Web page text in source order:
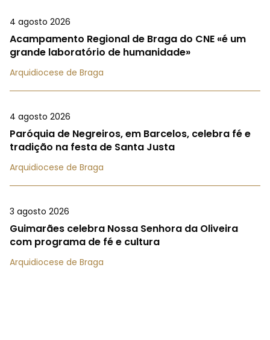
4 agosto 2026
Acampamento Regional de Braga do CNE «é um
grande laboratório de humanidade»
Arquidiocese de Braga
4 agosto 2026
Paróquia de Negreiros, em Barcelos, celebra fé e
tradição na festa de Santa Justa
Arquidiocese de Braga
3 agosto 2026
Guimarães celebra Nossa Senhora da Oliveira
com programa de fé e cultura
Arquidiocese de Braga